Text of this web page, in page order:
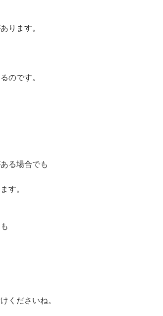
ります。
のです。
る場合でも
す。
くださいね。